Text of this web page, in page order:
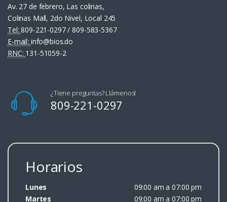
Av. 27 de febrero, Las colinas,
Colinas Mall, 2do Nivel, Local 245
Tel:809-221-0297 / 809-583-5367
E-mail: info@bios.do
RNC: 131-51059-2
¿Tiene preguntas? Llámenos!
809-221-0297
Horarios
Lunes
09:00 am a 07:00 pm
Martes
09:00 am a 07:00 pm